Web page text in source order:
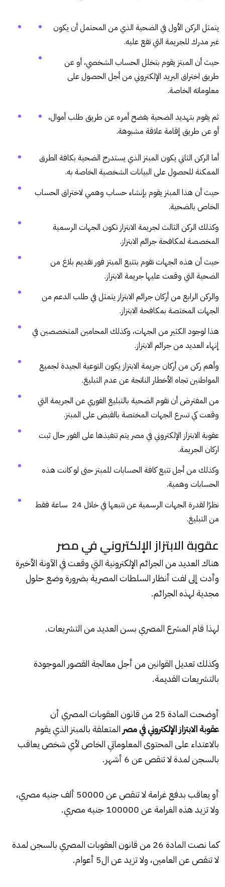
يتمثل الركن الأول في الضحية الذي من المحتمل أن يكون
غير مدرك للجريمة التي تقع عليه.
حيث أن المبتز يقوم بتخلل الحساب الشخصي، أو عن
طريق اختراق البريد الإلكتروني من أجل الحصول على
معلوماته الخاصة.
ثم يقوم بتهديد الضحية بفضح أمره عن طريق طلب أموال،
أو عن طريق إقامة علاقة مشبوهة.
أما الركن الثاني يكون المبتز الذي يستدرج الضحية بكافة الطرق
الممكنة للحصول على البيانات الشخصية الخاصة به.
حيث أن هذا المبتز يقوم بإنشاء حساب وهمي لاختراق الحساب
الخاص بالضحية.
وكذلك الركن الثالث لجريمة الابتزاز تكون الجهات الرسمية
المخصصة لمكافحة جرائم الابتزاز.
حيث أن هذه الجهات تقوم بتتبع المبتز فور تقديم بلاغ من
الضحية التي وقعت عليها جريمة الابتزاز.
والركن الرابع من أركان جرائم الابتزاز يتمثل في طلب الدعم من
الجهات المختصة بمكافحة الابتزاز.
هذا لوجود الكثير من الجهات، وكذلك المحامين المتخصصين في
إنهاء العديد من جرائم الابتزاز.
وأهم ركن من أركان جريمة الابتزاز يكون التوعية الجيدة لجميع
المواطنين تجاه الأخطار الناتجة عن عدم التبليغ.
من المفترض أن تقوم الضحية بالتبليغ الفوري عن الجريمة التي
وقعت كي تسرع الجهات المختصة بالقبض على المبتز.
عقوبة الابتزاز الإلكتروني في مصر يتم تنفيذها على الفور حال ثبت
اركان الجريمة.
وكذلك من أجل تتبع كافة الحسابات للمبتز حتى لو كانت هذه
الحسابات وهمية.
نظرًا لقدرة الجهات الرسمية عن تتبعها في خلال 24 ساعة فقط
من التبليغ.
عقوبة الابتزاز الإلكتروني في مصر
هناك العديد من الجرائم الإلكترونية التي وقعت في الآونة الأخيرة
وأدت إلى لفت أنظار السلطات المصرية بضرورة وضع حلول
مجدية لهذه الجرائم.
لهذا قام المشرع المصري بسن العديد من التشريعات.
وكذلك تعديل القوانين من أجل معالجة القصور الموجودة
بالتشريعات القديمة.
أوضحت المادة 25 من قانون العقوبات المصري أن
عقوبة الابتزاز الإلكتروني في مصر المتعلقة بالمبتز الذي يقوم
بالاعتداء على المحتوى المعلوماتي الخاص لأي شخص يعاقب
بالسجن لمدة لا تنقص عن 6 أشهر.
أو يعاقب بدفع غرامة لا تنقص عن 50000 ألف جنيه مصري،
ولا تزيد هذه الغرامة عن 100000 جنيه مصري.
كما نصت المادة 26 من قانون العقوبات المصري بالسجن لمدة
لا تنقص عن العامين، ولا تزيد عن ال5 أعوام.